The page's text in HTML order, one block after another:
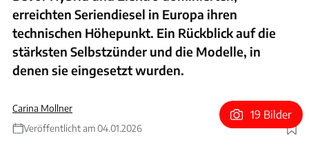
erreichten Seriendiesel in Europa ihren
technischen Höhepunkt. Ein Rückblick auf die
stärksten Selbstzünder und die Modelle, in
denen sie eingesetzt wurden.
Carina Mollner
Veröffentlicht am 04.01.2026
Foto: Rossen Gargolov
19 Bilder